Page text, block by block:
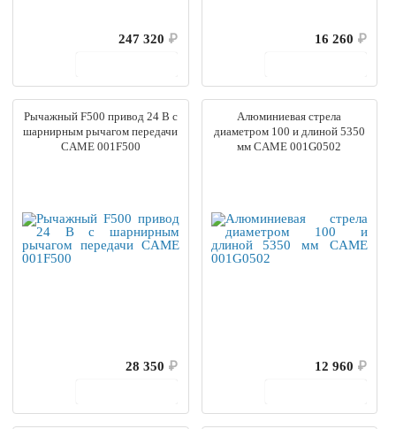
247 320 ₽
16 260 ₽
Рычажный F500 привод 24 В с
шарнирным рычагом передачи
CAME 001F500
28 350 ₽
Алюминиевая стрела
диаметром 100 и длиной 5350
мм CAME 001G0502
12 960 ₽